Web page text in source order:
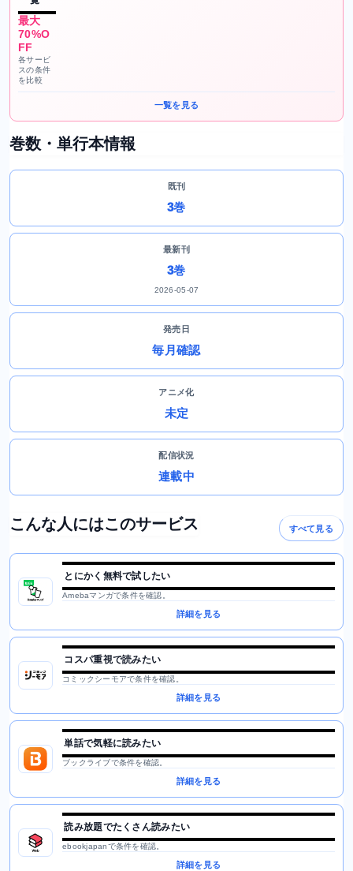
最大
70%O
FF
各サービ
スの条件
を比較
一覧を見る
巻数・単行本情報
既刊
3巻
最新刊
3巻
2026-05-07
発売日
毎月確認
アニメ化
未定
配信状況
連載中
こんな人にはこのサービス すべて見る
とにかく無料で試したい
Amebaマンガで条件を確認。
詳細を見る
コスパ重視で読みたい
コミックシーモアで条件を確認。
詳細を見る
単話で気軽に読みたい
ブックライブで条件を確認。
詳細を見る
読み放題でたくさん読みたい
ebookjapanで条件を確認。
詳細を見る